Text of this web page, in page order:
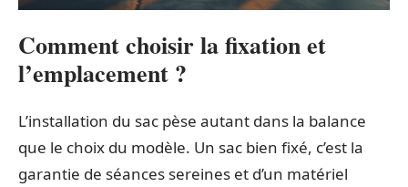
Comment choisir la fixation et
l’emplacement ?
L’installation du sac pèse autant dans la balance
que le choix du modèle. Un sac bien fixé, c’est la
garantie de séances sereines et d’un matériel